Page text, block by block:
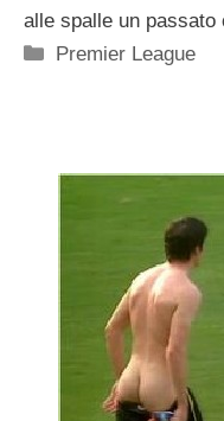
alle spalle un passato
Categorie
Premier League